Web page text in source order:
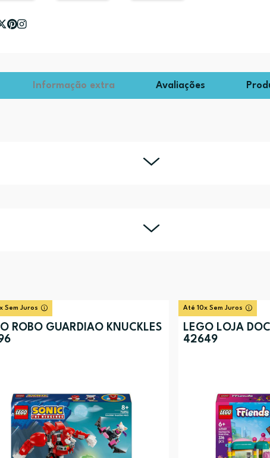
Informação extra Avaliações
Sem Juros
ROBO GUARDIAO KNUCKLES
Até 10x Sem Juros
LEGO LOJA
42649